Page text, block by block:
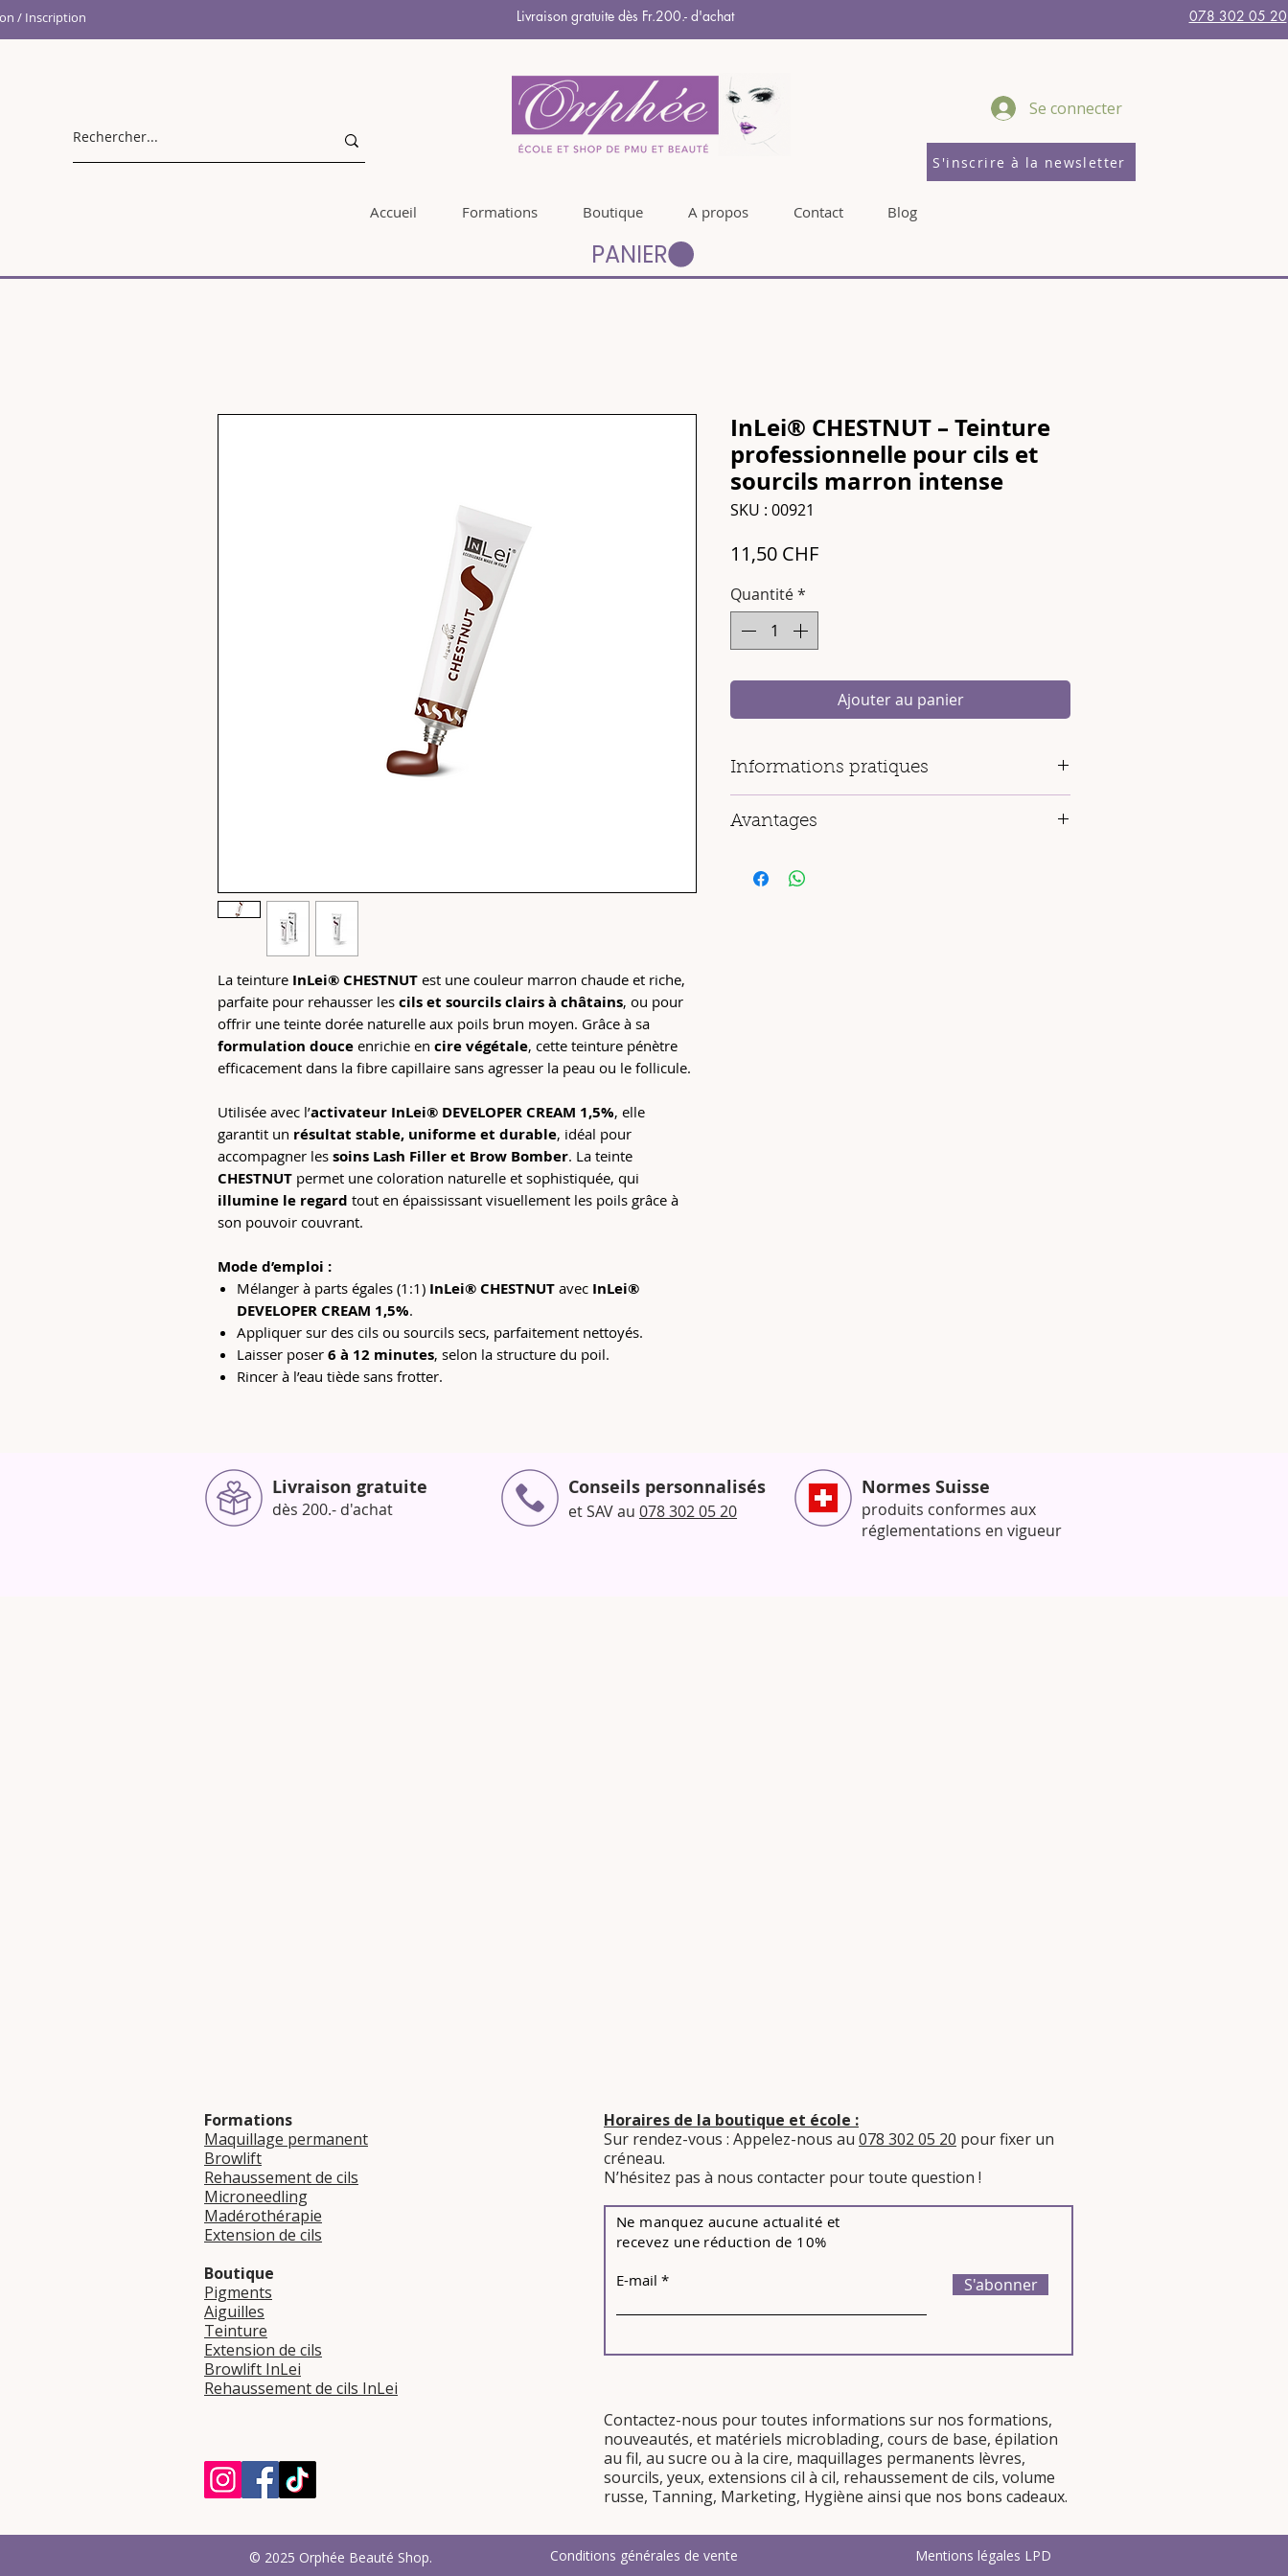
/ Inscription Livraison gratuite dès Fr.200.- d'achat 078 302 05 20
Se connecter
S'inscrire à la newsletter
Accueil Formations Boutique A propos Contact Blog
PANIER
La teinture InLei® CHESTNUT est une couleur marron chaude et riche,
parfaite pour rehausser les cils et sourcils clairs à châtains, ou pour
offrir une teinte dorée naturelle aux poils brun moyen. Grâce à sa
formulation douce enrichie en cire végétale, cette teinture pénètre
efficacement dans la fibre capillaire sans agresser la peau ou le follicule.
Utilisée avec l’activateur InLei® DEVELOPER CREAM 1,5%, elle
garantit un résultat stable, uniforme et durable, idéal pour
accompagner les soins Lash Filler et Brow Bomber. La teinte
CHESTNUT permet une coloration naturelle et sophistiquée, qui
illumine le regard tout en épaississant visuellement les poils grâce à
son pouvoir couvrant.
Mode d’emploi :
Mélanger à parts égales (1:1) InLei® CHESTNUT avec InLei®
DEVELOPER CREAM 1,5%.
Appliquer sur des cils ou sourcils secs, parfaitement nettoyés.
Laisser poser 6 à 12 minutes, selon la structure du poil.
Rincer à l’eau tiède sans frotter.
InLei® CHESTNUT – Teinture
professionnelle pour cils et
sourcils marron intense
SKU : 00921
11,50 CHFPrix
Quantité*
Ajouter au panier
Informations pratiques
Couleur: Marron chaud aux reflets dorés
végétales
Avantages
châtains
Livraison gratuite
dès 200.- d'achat
Conseils personnalisés
et SAV au 078 302 05 20
Normes Suisse
produits conformes aux
réglementations en vigueur
Formations
Maquillage permanent
Browlift
Rehaussement de cils
Microneedling
Madérothérapie
Extension de cils
Boutique
Pigments
Aiguilles
Teinture
Extension de cils
Browlift InLei
Rehaussement de cils InLei
Horaires de la boutique et école :
Sur rendez-vous : Appelez-nous au 078 302 05 20 pour fixer un
créneau.
​N’hésitez pas à nous contacter pour toute question !​
Ne manquez aucune actualité et
recevez une réduction de 10%
E-mail
S'abonner
Contactez-nous pour toutes informations sur nos formations,
nouveautés, et matériels microblading, cours de base, épilation
au fil, au sucre ou à la cire, maquillages permanents lèvres,
sourcils, yeux, extensions cil à cil, rehaussement de cils, volume
russe, Tanning, Marketing, Hygiène ainsi que nos bons cadeaux.
© 2025 Orphée Beauté Shop. Conditions générales de vente Mentions légales LPD